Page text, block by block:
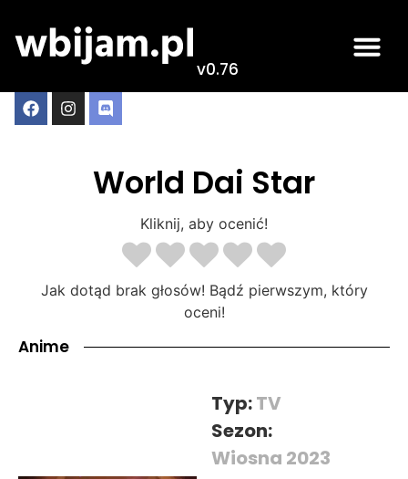
v0.76
World Dai Star
Kliknij, aby ocenić!
Jak dotąd brak głosów! Bądź pierwszym, który
oceni!
Anime
Typ:TV
Sezon:
Wiosna 2023